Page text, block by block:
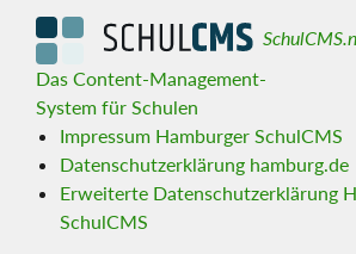
Das Content-Management-
System für Schulen
Impressum Hamburger SchulCMS
Datenschutzerklärung hamburg.de
Erweiterte Datenschutzerklärung
SchulCMS